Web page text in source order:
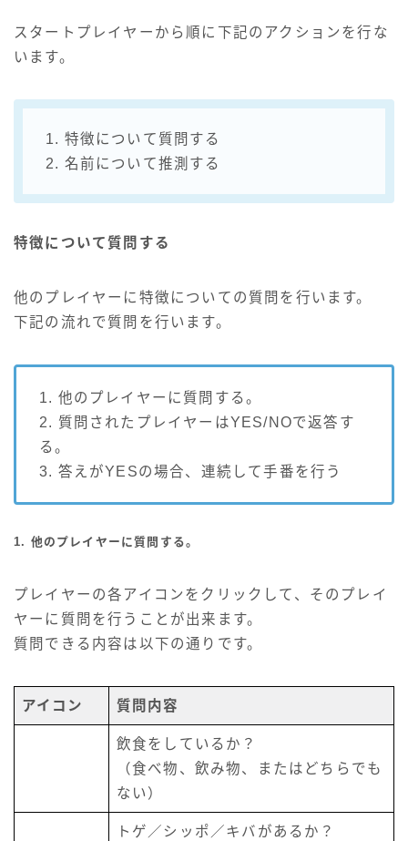
スタートプレイヤーから順に下記のアクションを行な
います。
1. 特徴について質問する
2. 名前について推測する
特徴について質問する
他のプレイヤーに特徴についての質問を行います。
下記の流れで質問を行います。
1. 他のプレイヤーに質問する。
2. 質問されたプレイヤーはYES/NOで返答す
る。
3. 答えがYESの場合、連続して手番を行う
1. 他のプレイヤーに質問する。
プレイヤーの各アイコンをクリックして、そのプレイ
ヤーに質問を行うことが出来ます。
質問できる内容は以下の通りです。
アイコン 質問内容
飲食をしているか？
（食べ物、飲み物、またはどちらでも
ない）
トゲ／シッポ／キバがあるか？